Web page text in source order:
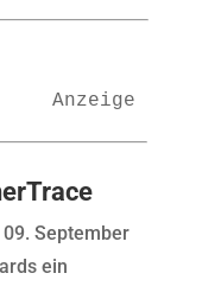
Anzeige
September
ein